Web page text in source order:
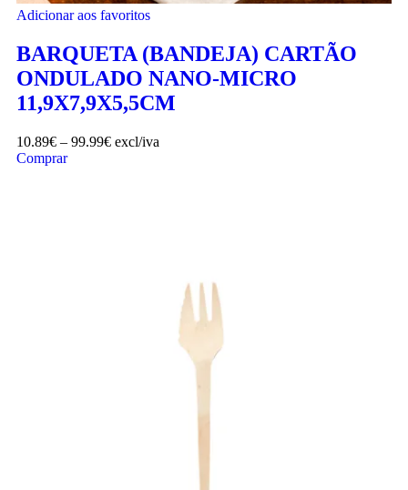
Adicionar aos favoritos
BARQUETA (BANDEJA) CARTÃO
ONDULADO NANO-MICRO
11,9X7,9X5,5CM
10.89€ – 99.99€ excl/iva
Comprar